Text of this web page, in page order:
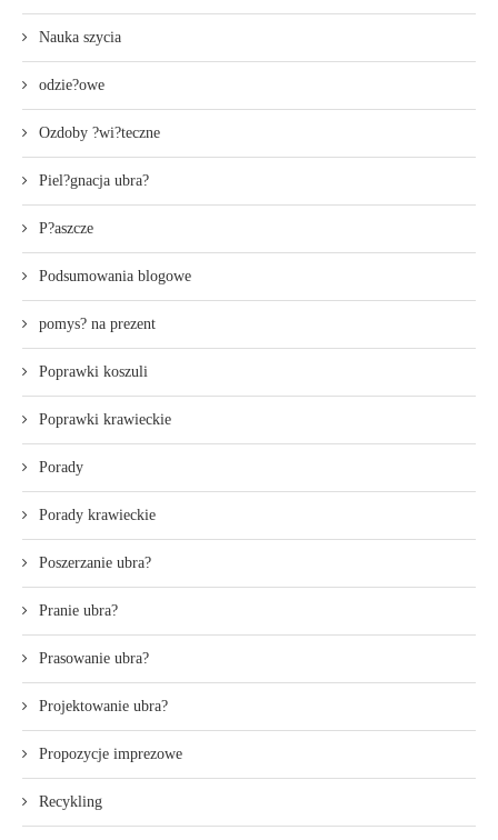
Nauka szycia
odzie?owe
Ozdoby ?wi?teczne
Piel?gnacja ubra?
P?aszcze
Podsumowania blogowe
pomys? na prezent
Poprawki koszuli
Poprawki krawieckie
Porady
Porady krawieckie
Poszerzanie ubra?
Pranie ubra?
Prasowanie ubra?
Projektowanie ubra?
Propozycje imprezowe
Recykling